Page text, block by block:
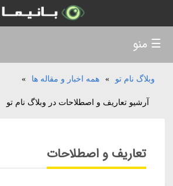
وبلاگ نام تو » همه اخبار و مقاله ها »
آرشیو تعاریف و اصطلاحات در وبلاگ نام تو
تعاریف و اصطلاحات
☰ منو